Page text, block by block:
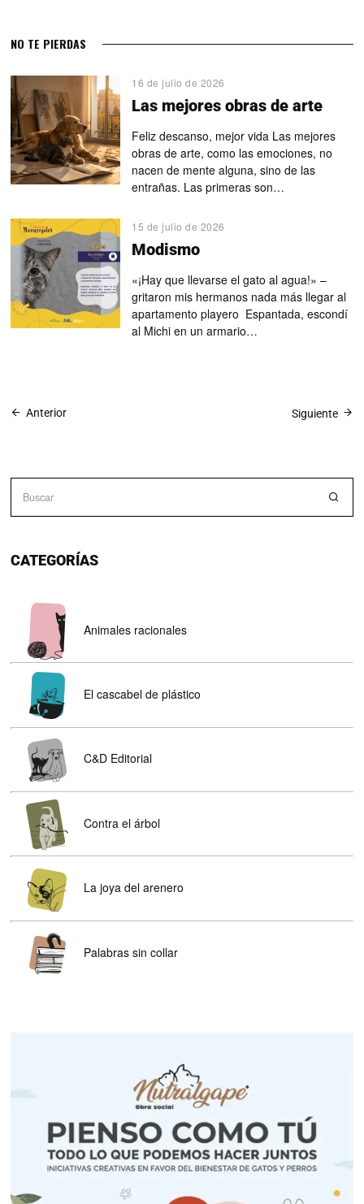
NO TE PIERDAS
16 de julio de 2026
Las mejores obras de arte
Feliz descanso, mejor vida Las mejores
obras de arte, como las emociones, no
nacen de mente alguna, sino de las
entrañas. Las primeras son…
15 de julio de 2026
Modismo
«¡Hay que llevarse el gato al agua!» –
gritaron mis hermanos nada más llegar al
apartamento playero Espantada, escondí
al Michi en un armario…
Anterior Siguiente
CATEGORÍAS
Animales racionales
El cascabel de plástico
C&D Editorial
Contra el árbol
La joya del arenero
Palabras sin collar